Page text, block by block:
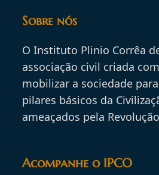
Sobre nós
O Instituto Plinio Corrêa
associação civil criada
mobilizar a sociedade
pilares básicos da
ameaçados pela
Acompanhe o IPCO